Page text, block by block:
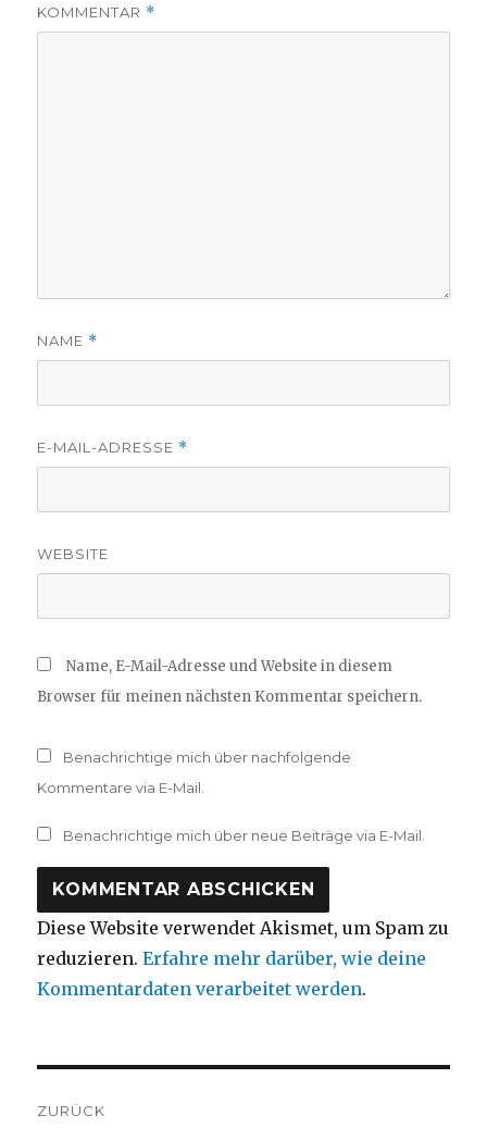
KOMMENTAR *
NAME *
E-MAIL-ADRESSE *
WEBSITE
Name, E-Mail-Adresse und Website in diesem
Browser für meinen nächsten Kommentar speichern.
Benachrichtige mich über nachfolgende
Kommentare via E-Mail.
Benachrichtige mich über neue Beiträge via E-Mail.
Diese Website verwendet Akismet, um Spam zu
reduzieren.Erfahre mehr darüber, wie deine
Kommentardaten verarbeitet werden.
ZURÜCK